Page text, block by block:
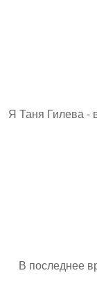
Я Таня Гилева -
В последнее